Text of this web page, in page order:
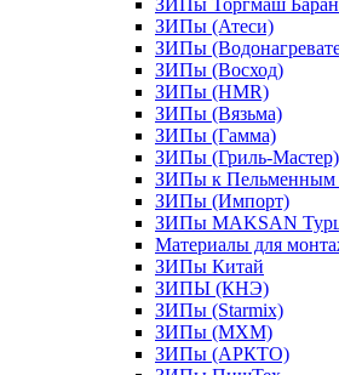
ЗИПы Торгмаш
ЗИПы (Атеси)
ЗИПы
ЗИПы (Восход)
ЗИПы (HMR)
ЗИПы (Вязьма)
ЗИПы (Гамма)
ЗИПы (Гриль-Мастер)
ЗИПы к Пельменным
ЗИПы (Импорт)
ЗИПы MAKSAN
Материалы для
ЗИПы Китай
ЗИПЫ (КНЭ)
ЗИПы (Starmix)
ЗИПы (МХМ)
ЗИПы (АРКТО)